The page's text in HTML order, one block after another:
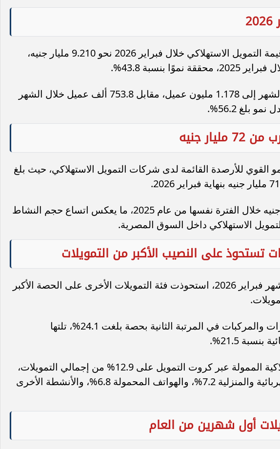
وعلى أساس شهري، بلغت قيمة التمويل الاستهلاكي خلال فبراير 2026 نحو 9.210 مليار جنيه،
كما ارتفع عدد العملاء خلال الشهر إلى 1.178 مليون عميل، مقابل 753.8 ألف عميل خلال الشهر
بلغ 56.2%.
جنيه
القوي للأرصدة القائمة لدى شركات التمويل الاستهلاكي، حيث بلغ
ويُقارن ذلك بنحو 47.6 مليار جنيه خلال الفترة نفسها من عام 2025، ما يعكس اتساع حجم النشاط
الاستهلاكي داخل السوق المصرية.
تستحوذ على النصيب الأكبر من التمويلات
وفقًا لتوزيع التمويلات خلال شهر فبراير 2026، استحوذت فئة التمويلات الأخرى على الحصة الأكبر
وجاءت تمويلات شراء السيارات والمركبات في المرتبة الثانية بحصة بلغت 24.1%، تلتها
21.5%.
كما استحوذت السلع الاستهلاكية الممولة عبر كروت التمويل على 12.9% من إجمالي التمويلات،
بينما بلغت حصة الأجهزة الكهربائية والمنزلية 7.2%، والهواتف المحمولة 6.8%، والأنشطة الأخرى
أول شهرين من العام